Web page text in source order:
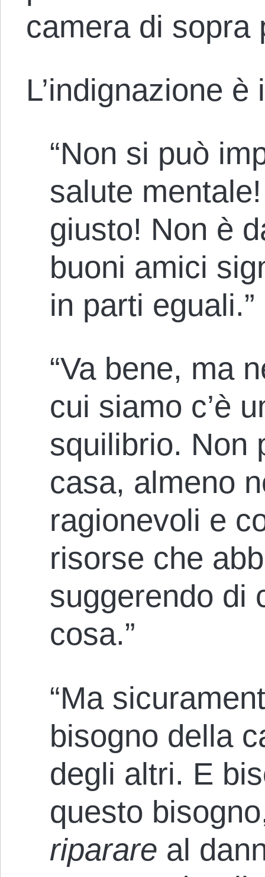
camera di sopra
L’indignazione
“Non si può
salute
giusto! Non è
buoni amici
in parti eguali.”
“Va bene, ma
cui siamo c’è
squilibrio. Non
casa, almeno
ragionevoli e
risorse che
suggerendo di
cosa.”
“Ma
bisogno della
degli altri. E
questo
riparare al